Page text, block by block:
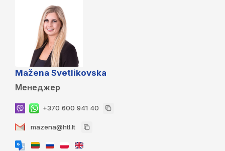
Mažena Svetlikovska
Менеджер
+370 600 941 40
mazena@htl.lt